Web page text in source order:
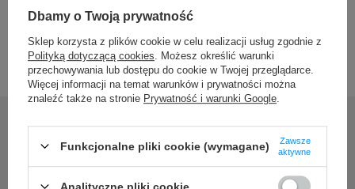
Potrzebujesz pomocy? Masz
Dbamy o Twoją prywatność
Sklep korzysta z plików cookie w celu realizacji usług zgodnie z
Polityką dotyczącą cookies . Możesz określić warunki
przechowywania lub dostępu do cookie w Twojej przeglądarce.
Więcej informacji na temat warunków i prywatności można
znaleźć także na stronie Prywatność i warunki Google
Funkcjonalne pliki cookie (wymagane)
Zawsze
aktywne
Analityczne pliki cookie